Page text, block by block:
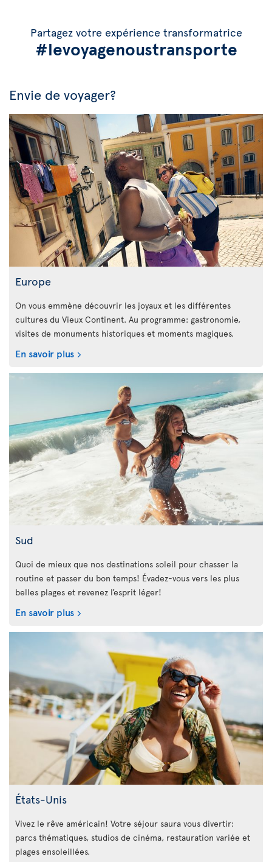
Partagez votre expérience transformatrice
#levoyagenoustransporte
Envie de voyager?
Europe
On vous emmène découvrir les joyaux et les différentes
cultures du Vieux Continent. Au programme: gastronomie,
visites de monuments historiques et moments magiques.
En savoir plus
Sud
Quoi de mieux que nos destinations soleil pour chasser la
routine et passer du bon temps! Évadez-vous vers les plus
belles plages et revenez l’esprit léger!
En savoir plus
États-Unis
Vivez le rêve américain! Votre séjour saura vous divertir:
parcs thématiques, studios de cinéma, restauration variée et
plages ensoleillées.